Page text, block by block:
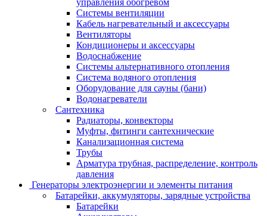
управления обогревом
Системы вентиляции
Кабель нагревательный и аксессуары
Вентиляторы
Кондиционеры и аксессуары
Водоснабжение
Системы альтернативного отопления
Система водяного отопления
Оборудование для сауны (бани)
Водонагреватели
Сантехника
Радиаторы, конвекторы
Муфты, фитинги сантехнические
Канализационная система
Трубы
Арматура трубная, распределение, контроль
давления
Генераторы электроэнергии и элементы питания
Батарейки, аккумуляторы, зарядные устройства
Батарейки